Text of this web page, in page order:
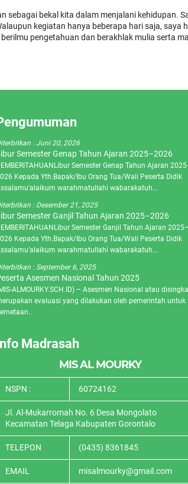
sebagai bekal kita dalam menjalani kehidupan.
kegiatan hanya beberapa hari saja, saya
pengetahuan dan berakhlak mulia serta
:Juni 20, 2026
Semester Genap Tahun Ajaran 2025–2026
Semester Genap Tahun Ajaran
Kepada Yth.Bapak/Ibu Orang Tua/Wali Peserta Didik
warahmatullahi wabarakatuh...
: Desember 21, 2025
Semester Ganjil Tahun Ajaran 2025–2026
Semester Ganjil Tahun Ajaran 2025–
Kepada Yth.Bapak/Ibu Orang Tua/Wali Peserta Didik
warahmatullahi wabarakatuh...
: September 6, 2025
Asesmen Nasional Tahun 2025
ALMOURKY.SCH.ID) – Asesmen Nasional atau
evaluasi yang dilakukan oleh pemerintah untuk
Madrasah
MIS AL MOURKY
NSPN : 60724162
Jl. Al-Mukarromah No. 6 Desa Mongolato
Kecamatan Telaga Kabupaten Gorontalo
TELEPON (0435) 8361845
EMAIL misalmourky@gmail.com